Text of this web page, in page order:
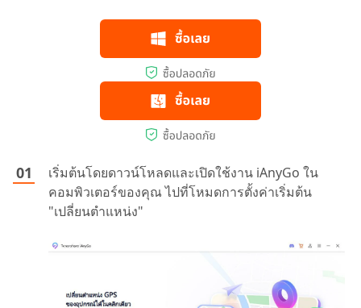
เริ่มต้นโดยดาวน์โหลดและเปิดใช้งาน iAnyGo ใน
คอมพิวเตอร์ของคุณ ไปที่โหมดการตั้งค่าเริ่มต้น
"เปลี่ยนตำแหน่ง"